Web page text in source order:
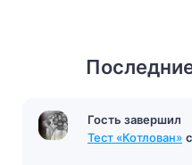
Гость завершил
Тест «Котлован»